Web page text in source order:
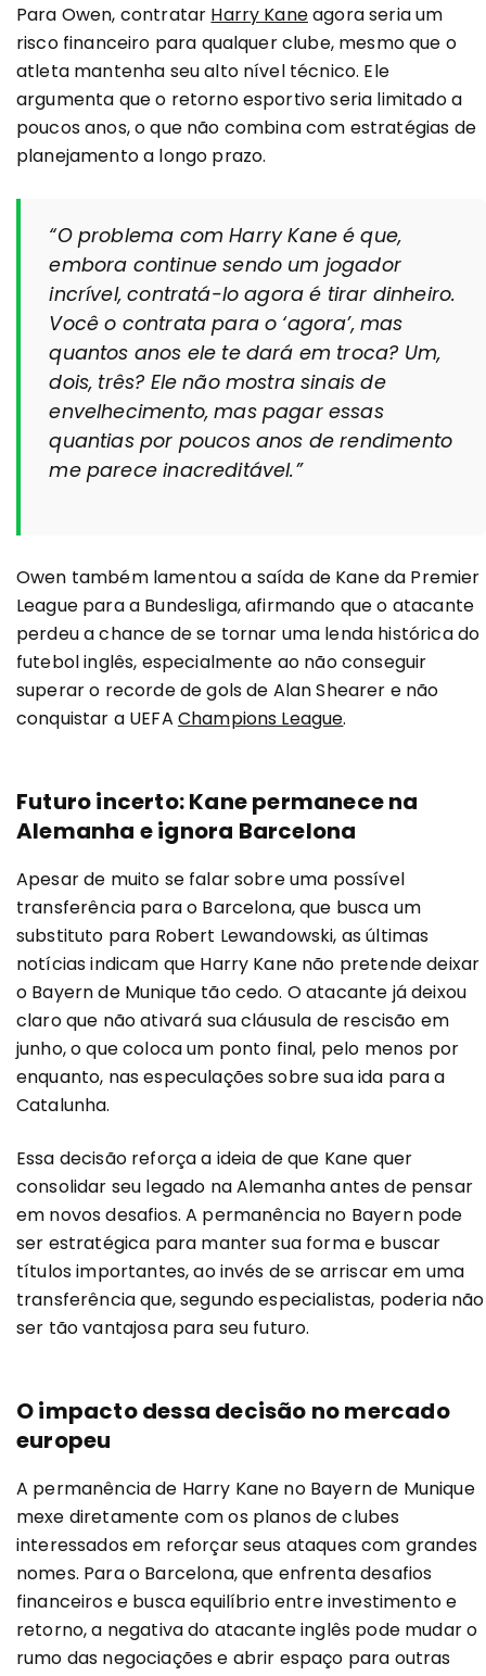
Para Owen, contratar Harry Kaneagora seria um
risco financeiro para qualquer clube, mesmo que o
atleta mantenha seu alto nível técnico. Ele
argumenta que o retorno esportivo seria limitado a
poucos anos, o que não combina com estratégias de
planejamento a longo prazo.
“O problema com Harry Kane é que,
embora continue sendo um jogador
incrível, contratá-lo agora é tirar dinheiro.
Você o contrata para o ‘agora’, mas
quantos anos ele te dará em troca? Um,
dois, três? Ele não mostra sinais de
envelhecimento, mas pagar essas
quantias por poucos anos de rendimento
me parece inacreditável.”
Owen também lamentou a saída de Kane da Premier
League para a Bundesliga, afirmando que o atacante
perdeu a chance de se tornar uma lenda histórica do
futebol inglês, especialmente ao não conseguir
superar o recorde de gols de Alan Shearer e não
conquistar a UEFA Champions League.
Futuro incerto: Kane permanece na
Alemanha e ignora Barcelona
Apesar de muito se falar sobre uma possível
transferência para o Barcelona, que busca um
substituto para Robert Lewandowski, as últimas
notícias indicam que Harry Kane não pretende deixar
o Bayern de Munique tão cedo. O atacante já deixou
claro que não ativará sua cláusula de rescisão em
junho, o que coloca um ponto final, pelo menos por
enquanto, nas especulações sobre sua ida para a
Catalunha.
Essa decisão reforça a ideia de que Kane quer
consolidar seu legado na Alemanha antes de pensar
em novos desafios. A permanência no Bayern pode
ser estratégica para manter sua forma e buscar
títulos importantes, ao invés de se arriscar em uma
transferência que, segundo especialistas, poderia não
ser tão vantajosa para seu futuro.
O impacto dessa decisão no mercado
europeu
A permanência de Harry Kane no Bayern de Munique
mexe diretamente com os planos de clubes
interessados em reforçar seus ataques com grandes
nomes. Para o Barcelona, que enfrenta desafios
financeiros e busca equilíbrio entre investimento e
retorno, a negativa do atacante inglês pode mudar o
rumo das negociações e abrir espaço para outras